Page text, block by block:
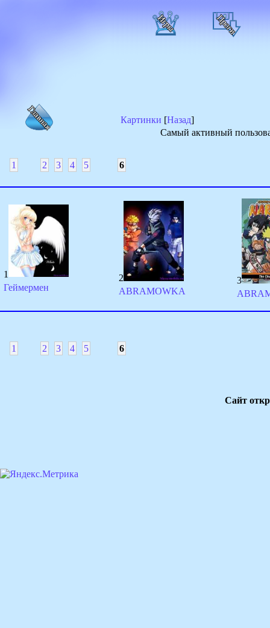
Картинки [Назад]
Самый активный
1 2 3 4 5 6
1
Геймермен
2
ABRAMOWKA
3
1 2 3 4 5 6
Сайт